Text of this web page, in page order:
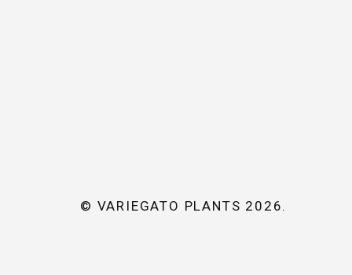
© VARIEGATO PLANTS 2026.